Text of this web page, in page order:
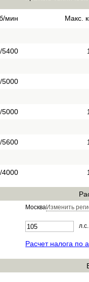
мин Макс.
5400
5000
5000
5600
4000
МоскваИзменить
л.с.
Расчет налога по